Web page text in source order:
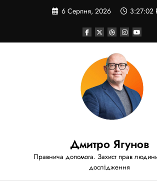
6 Серпня, 2026 3:27:04
Дмитро Ягунов
Правнича допомога. Захист прав
дослідження